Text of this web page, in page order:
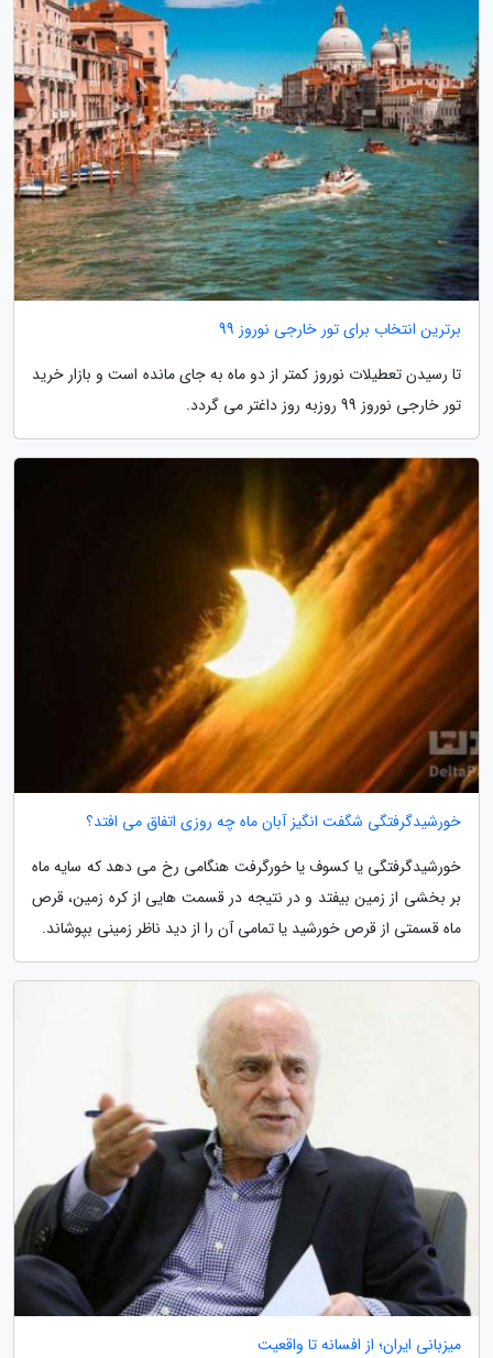
برترین انتخاب برای تور خارجی نوروز 99
تا رسیدن تعطیلات نوروز کمتر از دو ماه به جای مانده است و بازار خرید
تور خارجی نوروز 99 روزبه روز داغتر می گردد.
خورشیدگرفتگی شگفت انگیز آبان ماه چه روزی اتفاق می افتد؟
خورشیدگرفتگی یا کسوف یا خورگرفت هنگامی رخ می دهد که سایه ماه
بر بخشی از زمین بیفتد و در نتیجه در قسمت هایی از کره زمین، قرص
ماه قسمتی از قرص خورشید یا تمامی آن را از دید ناظر زمینی بپوشاند.
میزبانی ایران؛ از افسانه تا واقعیت